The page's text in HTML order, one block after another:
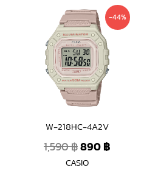
-44%
W-218HC-4A2V
1,590฿
Original
price
was:
1,590 ฿.
890฿
Current
price
CASIO